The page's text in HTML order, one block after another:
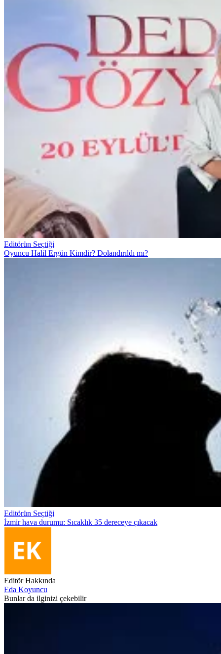
Editörün Seçtiği
Oyuncu Halil Ergün Kimdir? Dolandırıldı mı?
Editörün Seçtiği
İzmir hava durumu: Sıcaklık 35 dereceye çıkacak
Editör Hakkında
Eda Koyuncu
Bunlar da ilginizi çekebilir